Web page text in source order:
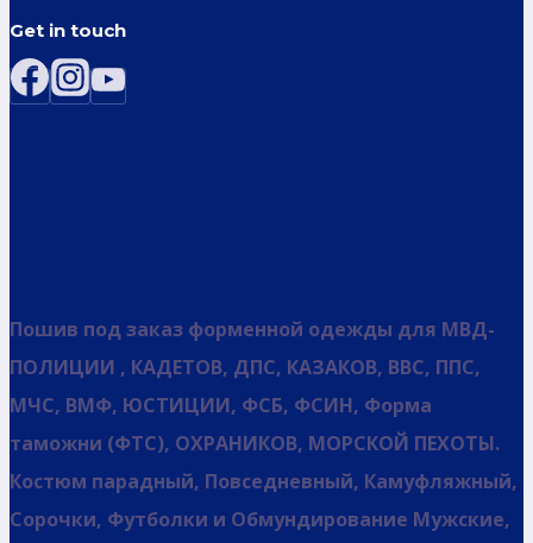
Get in touch
Пошив под заказ форменной одежды для МВД-
ПОЛИЦИИ , КАДЕТОВ, ДПС, КАЗАКОВ, ВВС, ППС,
МЧС, ВМФ, ЮСТИЦИИ, ФСБ, ФСИН, Форма
таможни (ФТС), ОХРАНИКОВ, МОРСКОЙ ПЕХОТЫ.
Костюм парадный, Повседневный, Камуфляжный,
Сорочки, Футболки и Обмундирование Мужские,